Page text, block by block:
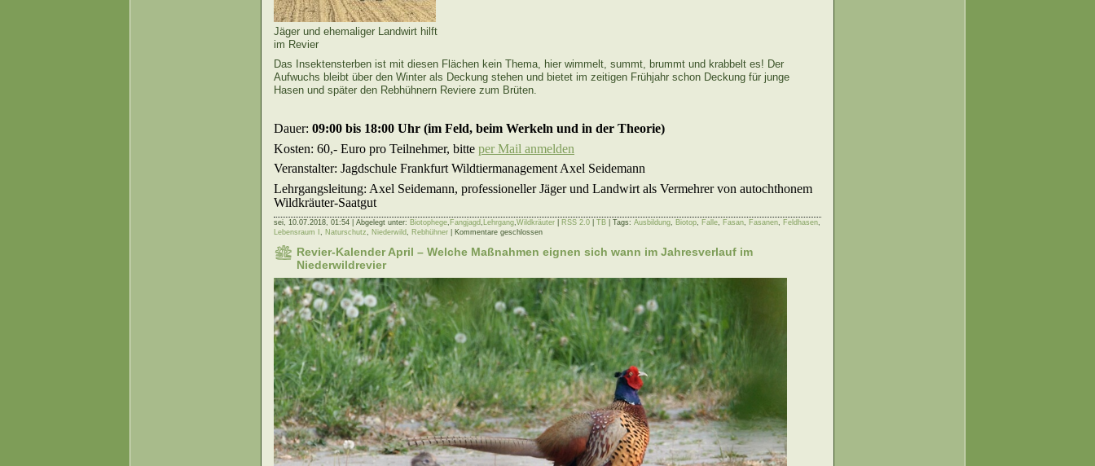
Jäger und ehemaliger Landwirt hilft
im Revier
Das Insektensterben ist mit diesen Flächen kein Thema, hier wimmelt, summt, brummt und krabbelt es! Der
Aufwuchs bleibt über den Winter als Deckung stehen und bietet im zeitigen Frühjahr schon Deckung für junge
Hasen und später den Rebhühnern Reviere zum Brüten.
Dauer: 09:00 bis 18:00 Uhr (im Feld, beim Werkeln und in der Theorie)
Kosten: 60,- Euro pro Teilnehmer, bitte per Mail anmelden
Veranstalter: Jagdschule Frankfurt Wildtiermanagement Axel Seidemann
Lehrgangsleitung: Axel Seidemann, professioneller Jäger und Landwirt als Vermehrer von autochthonem
Wildkräuter-Saatgut
sei, 10.07.2018, 01:54 | Abgelegt unter: Biotophege Fangjagd Lehrgang Wildkräuter RSS 2.0 TB | Tags: Ausbildung Biotop Falle Fasan Fasanen Feldhasen
Lebensraum I
Naturschutz Niederwild Rebhühner Kommentare geschlossen
Revier-Kalender April – Welche Maßnahmen eignen sich wann im Jahresverlauf im
Niederwildrevier